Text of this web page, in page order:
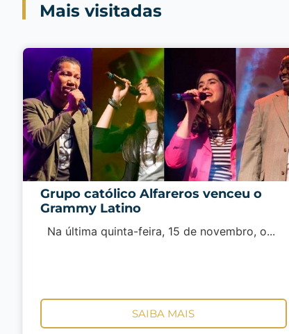
Mais visitadas
Grupo católico Alfareros venceu o
Grammy Latino
Na última quinta-feira, 15 de novembro, o...
SAIBA MAIS